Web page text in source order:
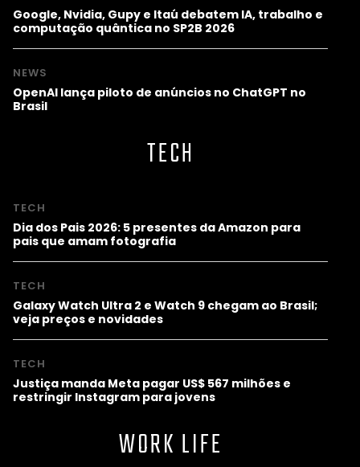
Google, Nvidia, Gupy e Itaú debatem IA, trabalho e
computação quântica no SP2B 2026
NEWS
OpenAI lança piloto de anúncios no ChatGPT no
Brasil
TECH
TECH
Dia dos Pais 2026: 5 presentes da Amazon para
pais que amam fotografia
TECH
Galaxy Watch Ultra 2 e Watch 9 chegam ao Brasil;
veja preços e novidades
TECH
Justiça manda Meta pagar US$ 567 milhões e
restringir Instagram para jovens
WORK LIFE